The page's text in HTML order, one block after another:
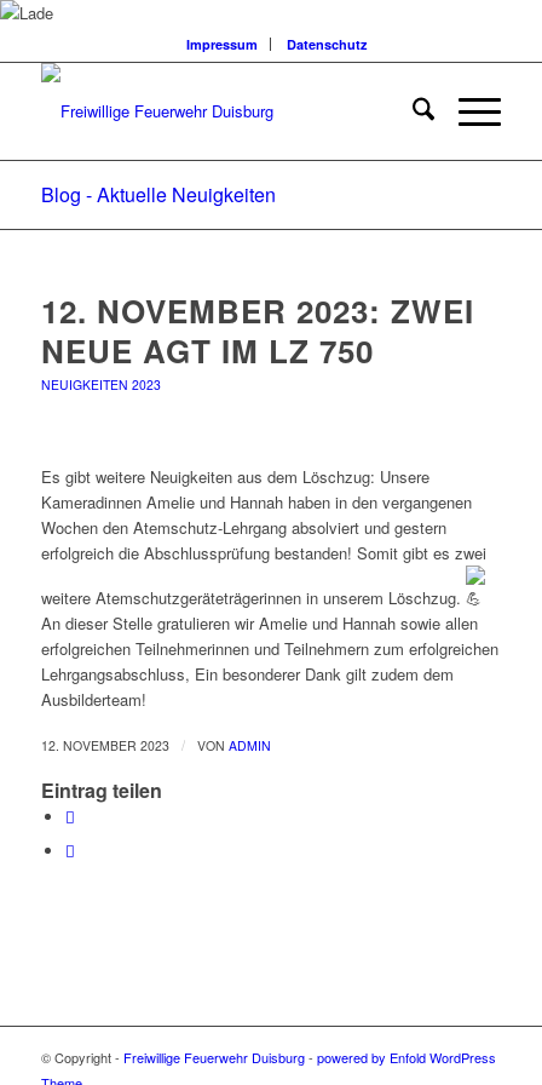
Impressum Datenschutz
Blog - Aktuelle Neuigkeiten
12. NOVEMBER 2023: ZWEI
NEUE AGT IM LZ 750
NEUIGKEITEN 2023
Es gibt weitere Neuigkeiten aus dem Löschzug: Unsere
Kameradinnen Amelie und Hannah haben in den vergangenen
Wochen den Atemschutz-Lehrgang absolviert und gestern
erfolgreich die Abschlussprüfung bestanden! Somit gibt es zwei
weitere Atemschutzgeräteträgerinnen in unserem Löschzug.
An dieser Stelle gratulieren wir Amelie und Hannah sowie allen
erfolgreichen Teilnehmerinnen und Teilnehmern zum erfolgreichen
Lehrgangsabschluss, Ein besonderer Dank gilt zudem dem
Ausbilderteam!
12. NOVEMBER 2023 / VON ADMIN
Eintrag teilen
© Copyright - Freiwillige Feuerwehr Duisburg- powered by Enfold WordPress